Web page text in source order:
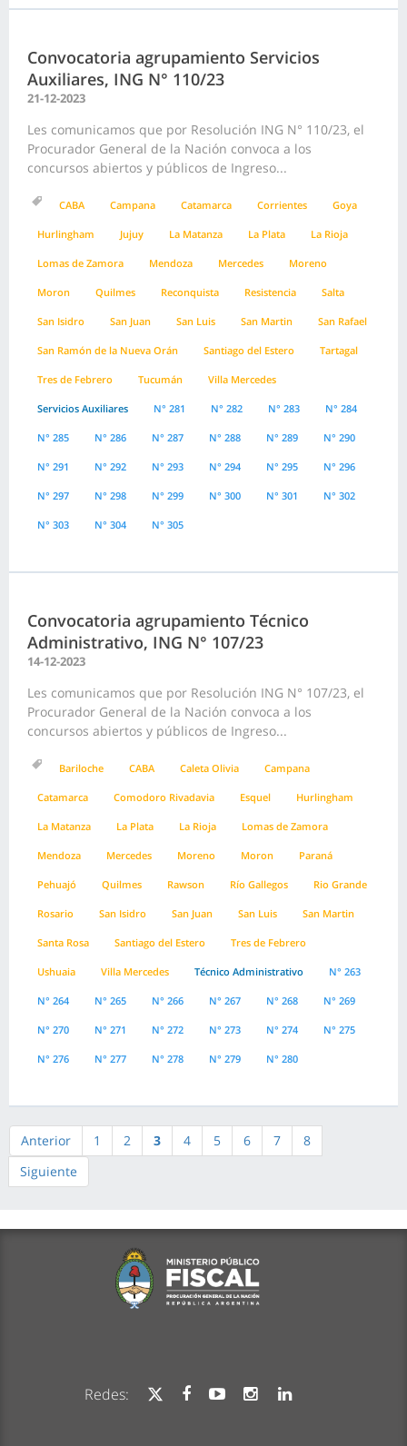
Convocatoria agrupamiento Servicios
Auxiliares, ING N° 110/23
21-12-2023
Les comunicamos que por Resolución ING N° 110/23, el
Procurador General de la Nación convoca a los
concursos abiertos y públicos de Ingreso...
CABA Campana Catamarca Corrientes Goya
Hurlingham Jujuy La Matanza La Plata La Rioja
Lomas de Zamora Mendoza Mercedes Moreno
Moron Quilmes Reconquista Resistencia Salta
San Isidro San Juan San Luis San Martin San Rafael
San Ramón de la Nueva Orán Santiago del Estero Tartagal
Tres de Febrero Tucumán Villa Mercedes
Servicios Auxiliares N° 281 N° 282 N° 283 N° 284
N° 285 N° 286 N° 287 N° 288 N° 289 N° 290
N° 291 N° 292 N° 293 N° 294 N° 295 N° 296
N° 297 N° 298 N° 299 N° 300 N° 301 N° 302
N° 303 N° 304 N° 305
Convocatoria agrupamiento Técnico
Administrativo, ING N° 107/23
14-12-2023
Les comunicamos que por Resolución ING N° 107/23, el
Procurador General de la Nación convoca a los
concursos abiertos y públicos de Ingreso...
Bariloche CABA Caleta Olivia Campana
Catamarca Comodoro Rivadavia Esquel Hurlingham
La Matanza La Plata La Rioja Lomas de Zamora
Mendoza Mercedes Moreno Moron Paraná
Pehuajó Quilmes Rawson Río Gallegos Rio Grande
Rosario San Isidro San Juan San Luis San Martin
Santa Rosa Santiago del Estero Tres de Febrero
Ushuaia Villa Mercedes Técnico Administrativo N° 263
N° 264 N° 265 N° 266 N° 267 N° 268 N° 269
N° 270 N° 271 N° 272 N° 273 N° 274 N° 275
N° 276 N° 277 N° 278 N° 279 N° 280
Anterior 1 2 3 4 5 6 7
8
Siguiente
Redes: